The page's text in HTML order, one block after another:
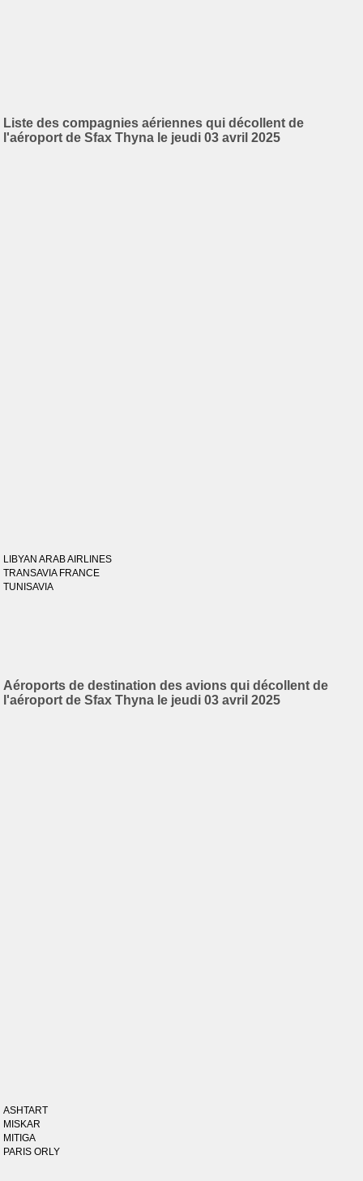
Liste des compagnies aériennes qui décollent de
l'aéroport de Sfax Thyna le jeudi 03 avril 2025
LIBYAN ARAB AIRLINES
TRANSAVIA FRANCE
TUNISAVIA
Aéroports de destination des avions qui décollent de
l'aéroport de Sfax Thyna le jeudi 03 avril 2025
ASHTART
MISKAR
MITIGA
PARIS ORLY